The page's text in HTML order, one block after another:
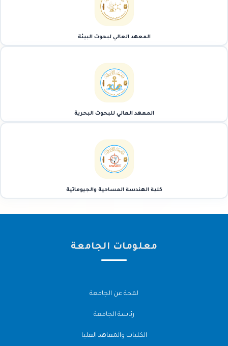
المعهد العالي لبحوث البيئة
المعهد العالي للبحوث البحرية
كلية الهندسة المساحية والجيوماتية
معلومات الجامعة
لمحة عن الجامعة
رئاسة الجامعة
الكليات والمعاهد العليا